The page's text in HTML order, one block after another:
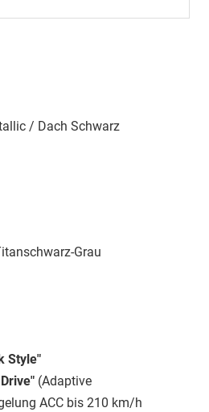
/ Dach Schwarz
Grau
Style"
(Adaptive
ACC bis 210 km/h